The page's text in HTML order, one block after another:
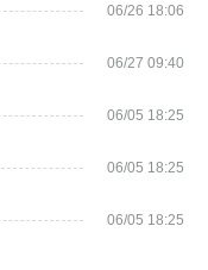
06/26 18:06
06/27 09:40
06/05 18:25
06/05 18:25
06/05 18:25